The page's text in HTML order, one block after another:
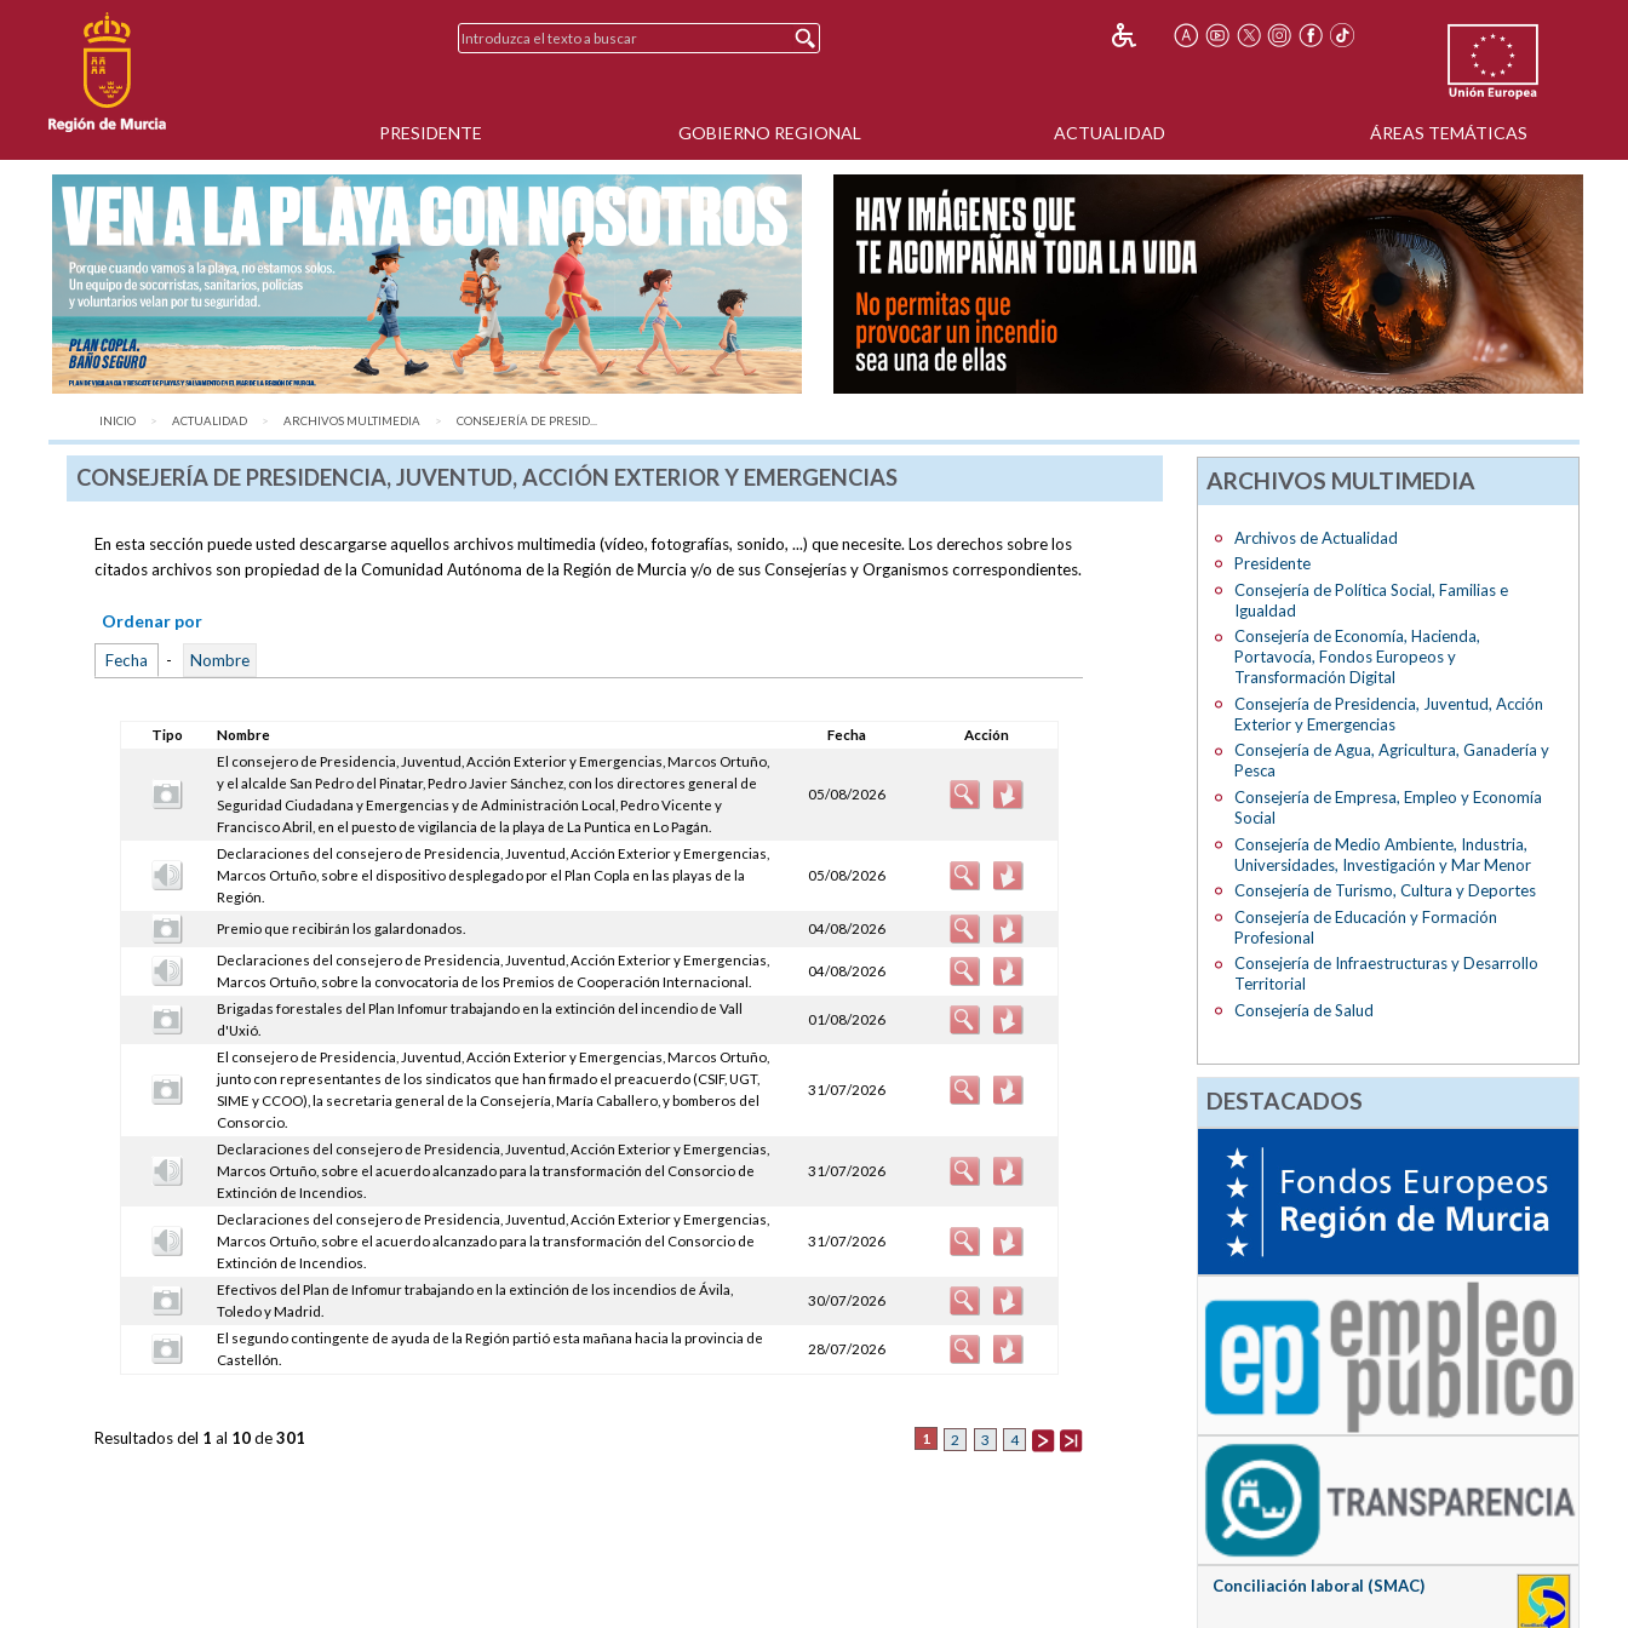
PRESIDENTE GOBIERNO REGIONAL ACTUALIDAD ÁREAS TEMÁTICAS
INICIO ACTUALIDAD ARCHIVOS MULTIMEDIA AQUÍ:
CONSEJERÍA DE PRESID...
CONSEJERÍA DE PRESIDENCIA, JUVENTUD, ACCIÓN EXTERIOR Y EMERGENCIAS
En esta sección puede usted descargarse aquellos archivos multimedia (vídeo, fotografías, sonido, ...) que necesite. Los derechos sobre los
citados archivos son propiedad de la Comunidad Autónoma de la Región de Murcia y/o de sus Consejerías y Organismos correspondientes.
Ordenar por
Fecha - Nombre
Tipo Nombre Fecha
Acción
El consejero de Presidencia, Juventud, Acción Exterior y Emergencias, Marcos Ortuño,
y el alcalde San Pedro del Pinatar, Pedro Javier Sánchez, con los directores general de
Seguridad Ciudadana y Emergencias y de Administración Local, Pedro Vicente y
Francisco Abril, en el puesto de vigilancia de la playa de La Puntica en Lo Pagán.
05/08/2026
Declaraciones del consejero de Presidencia, Juventud, Acción Exterior y Emergencias,
Marcos Ortuño, sobre el dispositivo desplegado por el Plan Copla en las playas de la
Región.
05/08/2026
Premio que recibirán los galardonados.
04/08/2026
Declaraciones del consejero de Presidencia, Juventud, Acción Exterior y Emergencias,
Marcos Ortuño, sobre la convocatoria de los Premios de Cooperación Internacional.
04/08/2026
Brigadas forestales del Plan Infomur trabajando en la extinción del incendio de Vall
d'Uxió.
01/08/2026
El consejero de Presidencia, Juventud, Acción Exterior y Emergencias, Marcos Ortuño,
junto con representantes de los sindicatos que han firmado el preacuerdo (CSIF, UGT,
SIME y CCOO), la secretaria general de la Consejería, María Caballero, y bomberos del
Consorcio.
31/07/2026
Declaraciones del consejero de Presidencia, Juventud, Acción Exterior y Emergencias,
Marcos Ortuño, sobre el acuerdo alcanzado para la transformación del Consorcio de
Extinción de Incendios.
31/07/2026
Declaraciones del consejero de Presidencia, Juventud, Acción Exterior y Emergencias,
Marcos Ortuño, sobre el acuerdo alcanzado para la transformación del Consorcio de
Extinción de Incendios.
31/07/2026
Efectivos del Plan de Infomur trabajando en la extinción de los incendios de Ávila,
Toledo y Madrid.
30/07/2026
El segundo contingente de ayuda de la Región partió esta mañana hacia la provincia de
Castellón.
28/07/2026
1 2 3 4
Resultados del 1 al 10de301
ARCHIVOS MULTIMEDIA
Archivos de Actualidad
Presidente
Consejería de Política Social, Familias e
Igualdad
Consejería de Economía, Hacienda,
Portavocía, Fondos Europeos y
Transformación Digital
Consejería de Presidencia, Juventud, Acción
Exterior y Emergencias
Consejería de Agua, Agricultura, Ganadería y
Pesca
Consejería de Empresa, Empleo y Economía
Social
Consejería de Medio Ambiente, Industria,
Universidades, Investigación y Mar Menor
Consejería de Turismo, Cultura y Deportes
Consejería de Educación y Formación
Profesional
Consejería de Infraestructuras y Desarrollo
Territorial
Consejería de Salud
DESTACADOS
Conciliación laboral (SMAC)